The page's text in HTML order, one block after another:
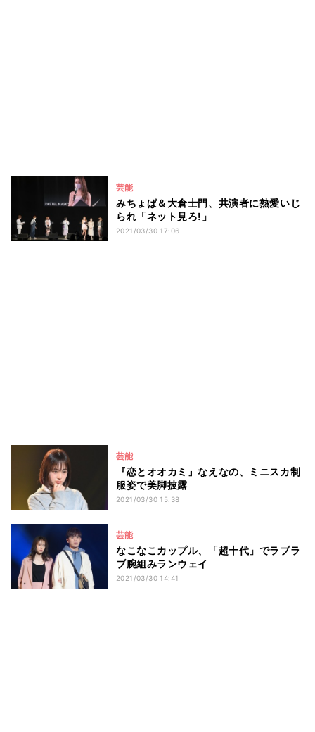
芸能
みちょぱ＆大倉士門、共演者に熱愛いじ
られ「ネット見ろ!」
2021/03/30 17:06
芸能
『恋とオオカミ』なえなの、ミニスカ制
服姿で美脚披露
2021/03/30 15:38
芸能
なこなこカップル、「超十代」でラブラ
ブ腕組みランウェイ
2021/03/30 14:41